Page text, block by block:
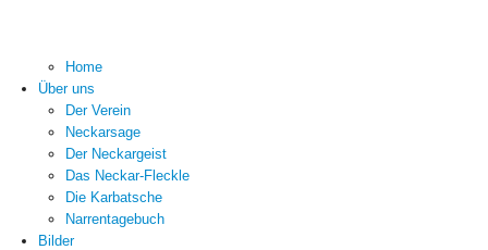
Home
Über uns
Der Verein
Neckarsage
Der Neckargeist
Das Neckar-Fleckle
Die Karbatsche
Narrentagebuch
Bilder